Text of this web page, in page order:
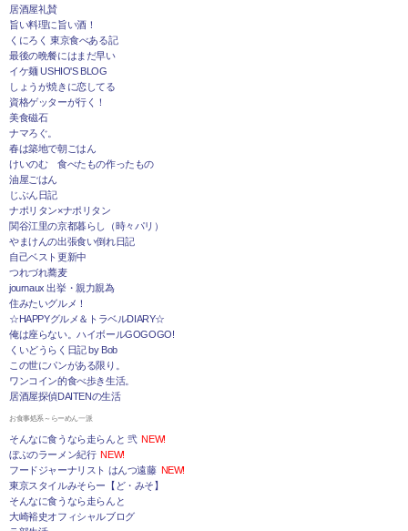
居酒屋礼賛
旨い料理に旨い酒！
くにろく 東京食べある記
最後の晩餐にはまだ早い
イケ麺 USHIO'S BLOG
しょうが焼きに恋してる
資格ゲッターが行く！
美食磁石
ナマろぐ。
春は築地で朝ごはん
けいのむ 食べたもの作ったもの
油屋ごはん
じぶん日記
ナポリタン×ナポリタン
関谷江里の京都暮らし（時々パリ）
やまけんの出張食い倒れ日記
自己ベスト更新中
つれづれ蕎麦
journaux 出挙・親力親為
住みたいグルメ！
☆HAPPYグルメ＆トラベルDIARY☆
俺は座らない。ハイボールGOGOGO!
くいどうらく日記 by Bob
この世にパンがある限り。
ワンコイン的食べ歩き生活。
居酒屋探偵DAITENの生活
お食事処系～らーめん一派
そんなに食うなら走らんと 弐 NEW!
ぼぶのラーメン紀行 NEW!
フードジャーナリスト はんつ遠藤 NEW!
東京スタイルみそらー【ど・みそ】
そんなに食うなら走らんと
大崎裕史オフィシャルブログ